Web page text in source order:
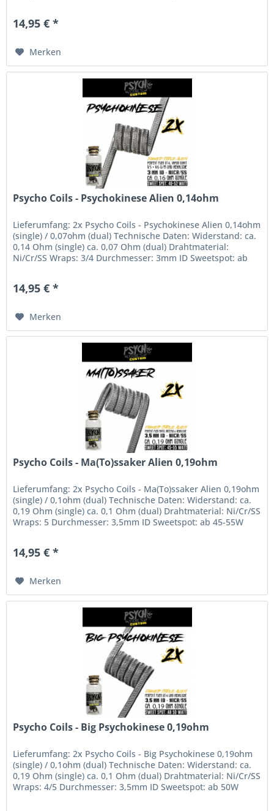
14,95 € *
Merken
Psycho Coils - Psychokinese Alien 0,14ohm
Lieferumfang: 2x Psycho Coils - Psychokinese Alien 0,14ohm
(single) / 0,07ohm (dual) Technische Daten: Widerstand: ca.
0,14 Ohm (single) ca. 0,07 Ohm (dual) Drahtmaterial:
Ni/Cr/SS Wraps: 3/4 Durchmesser: 3mm ID Sweetspot: ab
14,95 € *
Merken
Psycho Coils - Ma(To)ssaker Alien 0,19ohm
Lieferumfang: 2x Psycho Coils - Ma(To)ssaker Alien 0,19ohm
(single) / 0,1ohm (dual) Technische Daten: Widerstand: ca.
0,19 Ohm (single) ca. 0,1 Ohm (dual) Drahtmaterial: Ni/Cr/SS
Wraps: 5 Durchmesser: 3,5mm ID Sweetspot: ab 45-55W
14,95 € *
Merken
Psycho Coils - Big Psychokinese 0,19ohm
Lieferumfang: 2x Psycho Coils - Big Psychokinese 0,19ohm
(single) / 0,1ohm (dual) Technische Daten: Widerstand: ca.
0,19 Ohm (single) ca. 0,1 Ohm (dual) Drahtmaterial: Ni/Cr/SS
Wraps: 4/5 Durchmesser: 3,5mm ID Sweetspot: ab 50W